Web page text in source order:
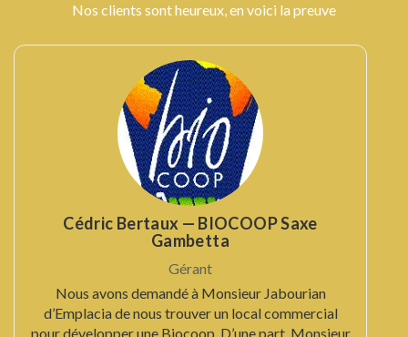
Nos clients sont heureux, en voici la preuve
Cédric Bertaux — BIOCOOP Saxe
Gambetta
Gérant
Nous avons demandé à Monsieur Jabourian
d’Emplacia de nous trouver un local commercial
pour développer une Biocoop. D’une part, Monsieur